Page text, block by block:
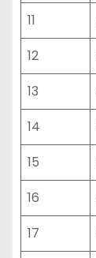
11
12
13
14
15
16
17